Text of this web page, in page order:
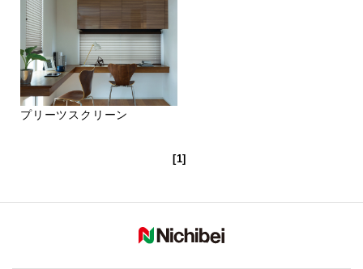
プリーツスクリーン
[1]